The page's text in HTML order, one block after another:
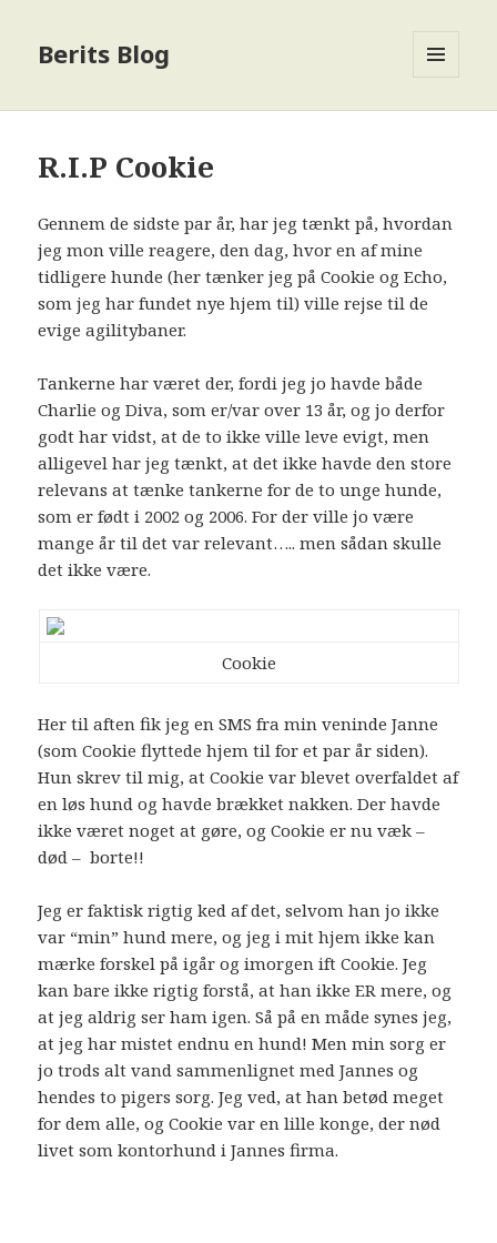
Berits Blog
R.I.P Cookie
Gennem de sidste par år, har jeg tænkt på, hvordan
jeg mon ville reagere, den dag, hvor en af mine
tidligere hunde (her tænker jeg på Cookie og Echo,
som jeg har fundet nye hjem til) ville rejse til de
evige agilitybaner.
Tankerne har været der, fordi jeg jo havde både
Charlie og Diva, som er/var over 13 år, og jo derfor
godt har vidst, at de to ikke ville leve evigt, men
alligevel har jeg tænkt, at det ikke havde den store
relevans at tænke tankerne for de to unge hunde,
som er født i 2002 og 2006. For der ville jo være
mange år til det var relevant….. men sådan skulle
det ikke være.
Cookie
Her til aften fik jeg en SMS fra min veninde Janne
(som Cookie flyttede hjem til for et par år siden).
Hun skrev til mig, at Cookie var blevet overfaldet af
en løs hund og havde brækket nakken. Der havde
ikke været noget at gøre, og Cookie er nu væk –
død – borte!!
Jeg er faktisk rigtig ked af det, selvom han jo ikke
var “min” hund mere, og jeg i mit hjem ikke kan
mærke forskel på igår og imorgen ift Cookie. Jeg
kan bare ikke rigtig forstå, at han ikke ER mere, og
at jeg aldrig ser ham igen. Så på en måde synes jeg,
at jeg har mistet endnu en hund! Men min sorg er
jo trods alt vand sammenlignet med Jannes og
hendes to pigers sorg. Jeg ved, at han betød meget
for dem alle, og Cookie var en lille konge, der nød
livet som kontorhund i Jannes firma.